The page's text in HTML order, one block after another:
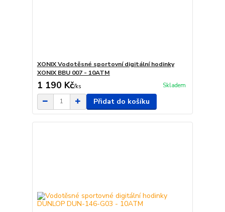
XONIX Vodotěsné sportovní digitální hodinky
XONIX BBU 007 - 10ATM
1 190 Kč/ks Skladem
Přidat do košíku